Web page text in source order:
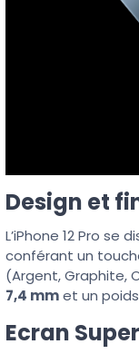
Design et
L’iPhone 12 Pro se
conférant un
(Argent, Graphite,
7,4 mmet un
Ecran